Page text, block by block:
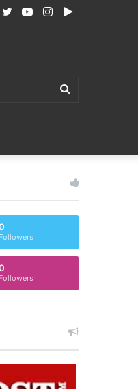
Google
Instagram
YouTube
Twitter
Search
for
Followers
Followers